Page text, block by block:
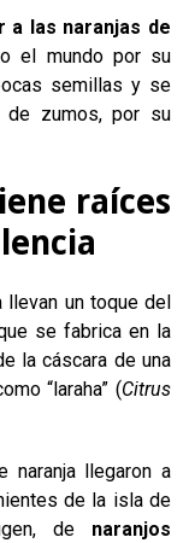
a las naranjas de
el mundo por su
semillas y se
de zumos, por su
raíces
llevan un toque del
se fabrica en la
la cáscara de una
“laraha” (Citrus
naranja llegaron a
de la isla de
de naranjos